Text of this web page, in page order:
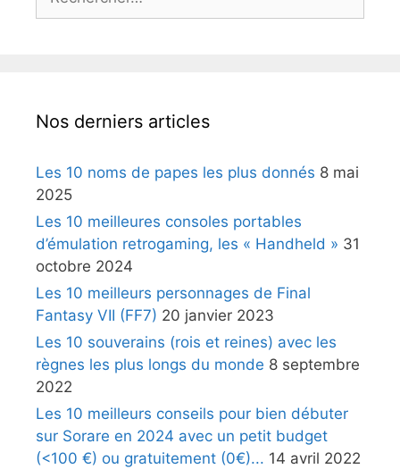
Nos derniers articles
Les 10 noms de papes les plus donnés 8 mai
2025
Les 10 meilleures consoles portables
d’émulation retrogaming, les « Handheld » 31
octobre 2024
Les 10 meilleurs personnages de Final
Fantasy VII (FF7) 20 janvier 2023
Les 10 souverains (rois et reines) avec les
règnes les plus longs du monde 8 septembre
2022
Les 10 meilleurs conseils pour bien débuter
sur Sorare en 2024 avec un petit budget
(<100 €) ou gratuitement (0€)... 14 avril 2022